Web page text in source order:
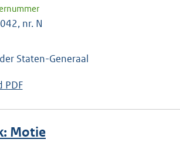
nr. N
Staten-Generaal
PDF
Motie